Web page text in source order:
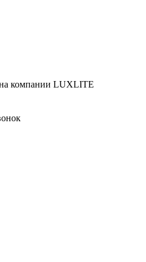
компании LUXLITE